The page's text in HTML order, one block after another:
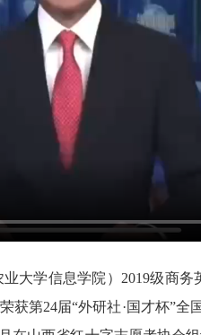
大学信息学院）2019级商
第24届“外研社·国才杯”全